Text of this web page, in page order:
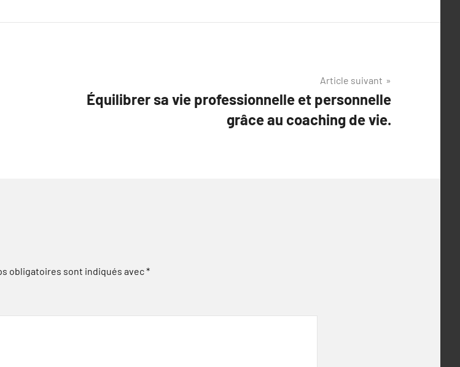
Article suivant
Équilibrer sa vie professionnelle et personnelle
grâce au coaching de vie.
obligatoires sont indiqués avec*